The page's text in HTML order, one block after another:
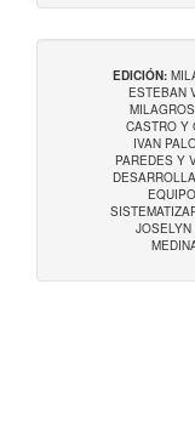
EDICIÓN:
ESTEBAN
CASTRO Y
IVAN
PAREDES Y